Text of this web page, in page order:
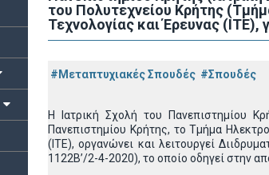
του Πολυτεχνείου Κρήτης
Τεχνολογίας και Έρευνας
#Μεταπτυχιακές Σπουδές #Σπουδές
Η Ιατρική Σχολή του Πανεπιστημίου
Πανεπιστημίου Κρήτης, το Τμήμα
(ΙΤΕ), οργανώνει και λειτουργεί
1122Β’/2-4-2020), το οποίο οδηγεί στην